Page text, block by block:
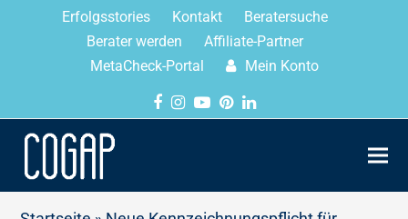
Erfolgsstories Kontakt
Beratersuche
Berater werden
Affiliate-Partner
MetaCheck-Portal
Mein Konto